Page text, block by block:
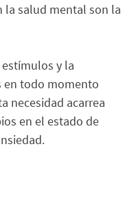
la salud mental son la
y la
en todo momento
necesidad acarrea
en el estado de